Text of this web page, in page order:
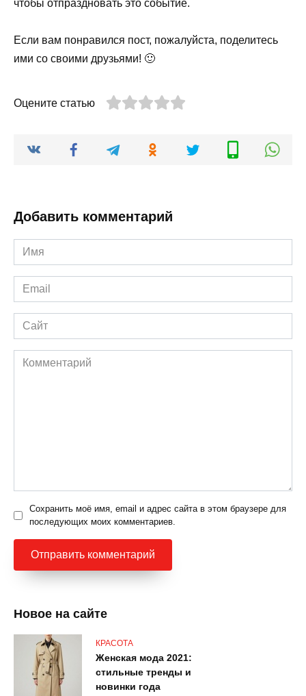
чтобы отпраздновать это событие.
Если вам понравился пост, пожалуйста, поделитесь
ими со своими друзьями! 🙂
Оцените статью
Добавить комментарий
Имя
*
Email
*
Сайт
Комментарий
Сохранить моё имя, email и адрес сайта в этом браузере для
последующих моих комментариев.
Новое на сайте
КРАСОТА
Женская мода 2021:
стильные тренды и
новинки года